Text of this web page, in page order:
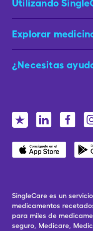
Utilizando
Explorar
¿Necesitas
SingleCare es un
medicamentos
para miles de
seguro, Medicare,